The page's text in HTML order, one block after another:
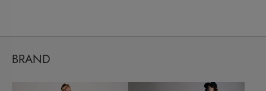
BRAND